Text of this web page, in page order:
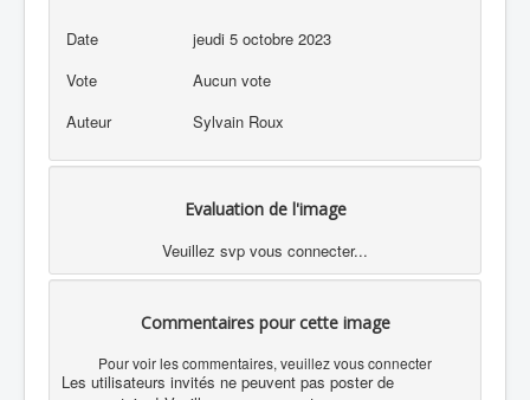
Date
jeudi 5 octobre 2023
Vote
Aucun vote
Auteur
Sylvain Roux
Evaluation de l'image
Veuillez svp vous connecter...
Commentaires pour cette image
Pour voir les commentaires, veuillez vous connecter
Les utilisateurs invités ne peuvent pas poster de